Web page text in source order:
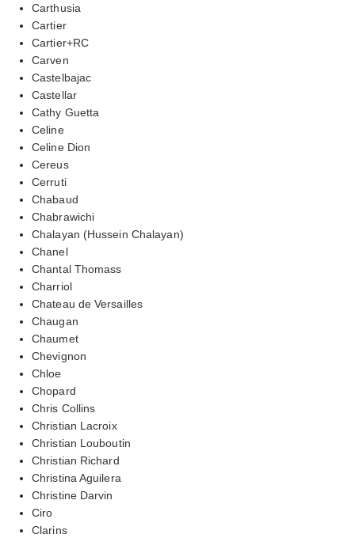
Carthusia
Cartier
Cartier+RC
Carven
Castelbajac
Castellar
Cathy Guetta
Celine
Celine Dion
Cereus
Cerruti
Chabaud
Chabrawichi
Chalayan (Hussein Chalayan)
Chanel
Chantal Thomass
Charriol
Chateau de Versailles
Chaugan
Chaumet
Chevignon
Chloe
Chopard
Chris Collins
Christian Lacroix
Christian Louboutin
Christian Richard
Christina Aguilera
Christine Darvin
Ciro
Clarins